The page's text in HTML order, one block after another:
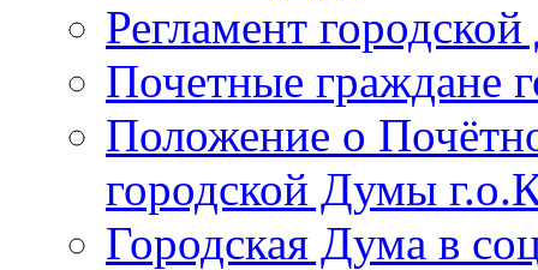
Регламент
Почетные граждане
Положение о
городской Думы
Городская Дума в